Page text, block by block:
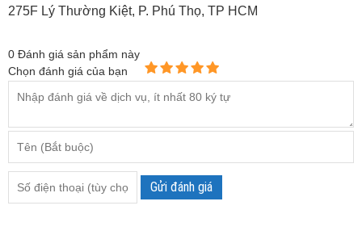
275F Lý Thường Kiệt, P. Phú Thọ, TP HCM
0 Đánh giá sản phẩm này
Chọn đánh giá của bạn
Gửi đánh giá